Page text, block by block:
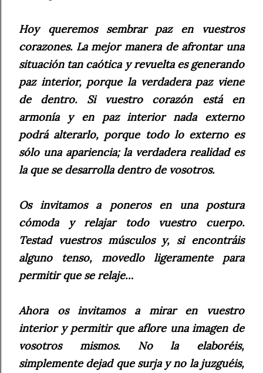
Hoy queremos sembrar paz en vuestros
corazones. La mejor manera de afrontar una
situación tan caótica y revuelta es generando
paz interior, porque la verdadera paz viene
de dentro. Si vuestro corazón está en
armonía y en paz interior nada externo
podrá alterarlo, porque todo lo externo es
sólo una apariencia; la verdadera realidad es
la que se desarrolla dentro de vosotros.
Os invitamos a poneros en una postura
cómoda y relajar todo vuestro cuerpo.
Testad vuestros músculos y, si encontráis
alguno tenso, movedlo ligeramente para
permitir que se relaje…
Ahora os invitamos a mirar en vuestro
interior y permitir que aflore una imagen de
vosotros mismos. No la elaboréis,
simplemente dejad que surja y no la juzguéis,